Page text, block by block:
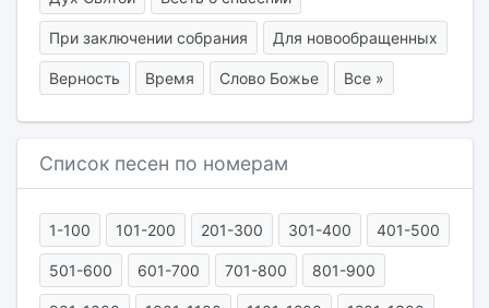
При заключении собрания Для новообращенных
Верность Время Слово Божье Все »
Список песен по номерам
1-100 101-200 201-300 301-400 401-500
501-600 601-700 701-800 801-900